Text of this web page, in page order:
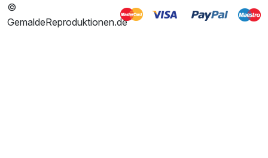
©
GemaldeReproduktionen.de